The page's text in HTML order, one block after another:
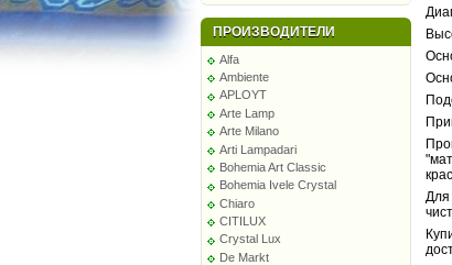
ПРОИЗВОДИТЕЛИ
Alfa
Ambiente
APLOYT
Arte Lamp
Arte Milano
Arti Lampadari
Bohemia Art Classic
Bohemia Ivele Crystal
Chiaro
CITILUX
Crystal Lux
De Markt
Для